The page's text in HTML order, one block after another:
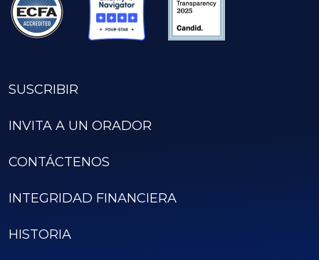
SUSCRIBIR
INVITA A UN ORADOR
CONTÁCTENOS
INTEGRIDAD FINANCIERA
HISTORIA